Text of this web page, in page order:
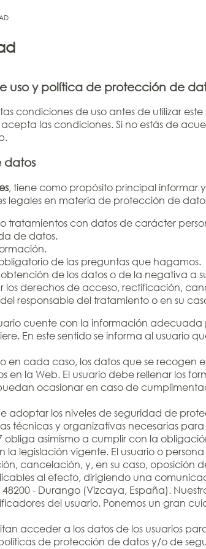
uso y política de protección de
condiciones de uso antes de utilizar
las condiciones. Si no estás de
datos
, tiene como propósito principal informar
legales en materia de protección de
tratamientos con datos de carácter
de datos.
de las preguntas que hagamos.
de los datos o de la negativa a
los derechos de acceso, rectificación,
responsable del tratamiento o en su
cuente con la información
En este sentido se informa al usuario
en cada caso, los datos que se
en la Web. El usuario debe rellenar los
ocasionar en caso de
adoptar los niveles de seguridad de
técnicas y organizativas necesarias
obliga asimismo a cumplir con la
la legislación vigente. El usuario o
cancelación, y, en su caso, oposición
al efecto, dirigiendo una
- Durango (Vizcaya, España).
del usuario. Ponemos un gran
acceder a los datos de los usuarios
de protección de datos y/o de